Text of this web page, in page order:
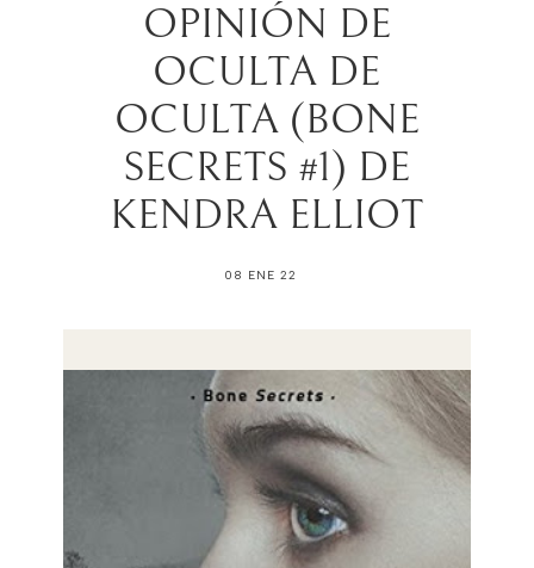
OPINIÓN DE
OCULTA DE
OCULTA (BONE
SECRETS #1) DE
KENDRA ELLIOT
08 ENE 22